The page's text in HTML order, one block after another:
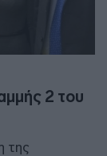
2 του
της